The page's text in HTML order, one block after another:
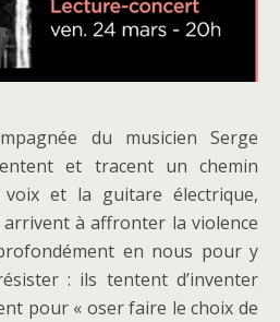
du musicien Serge
et tracent un chemin
voix et la guitare électrique,
arrivent à affronter la violence
en nous pour y
: ils tentent d’inventer
pour « oser faire le choix de